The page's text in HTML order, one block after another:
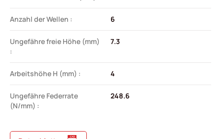
Anzahl der Wellen : 6
Ungefähre freie Höhe (mm)
:
7.3
Arbeitshöhe H (mm) : 4
Ungefähre Federrate
(N/mm) :
248.6